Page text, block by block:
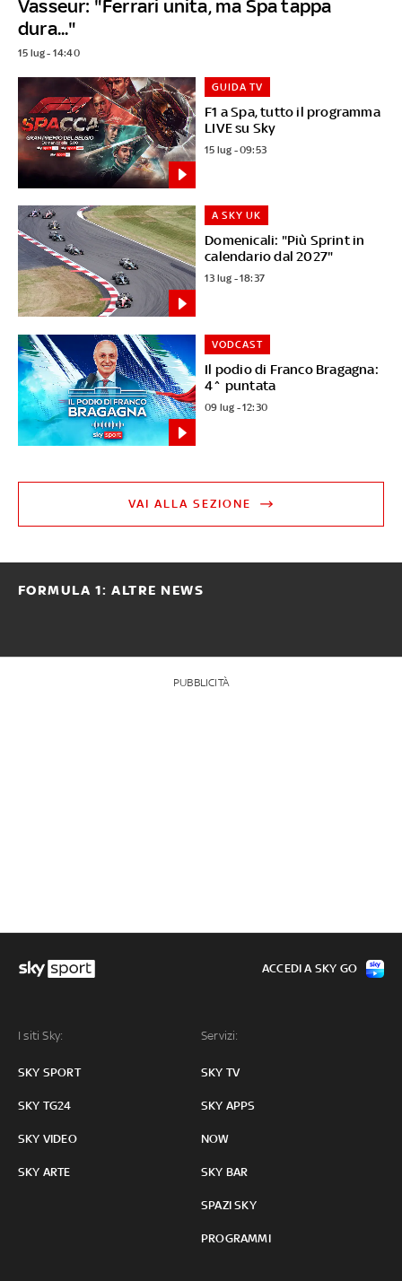
Vasseur: "Ferrari unita, ma Spa tappa
dura..."
15 lug - 14:40
F1 a Spa, tutto il programma
LIVE su Sky
GUIDA TV
15 lug - 09:53
Domenicali: "Più Sprint in
calendario dal 2027"
A SKY UK
13 lug - 18:37
Il podio di Franco Bragagna:
4^ puntata
VODCAST
09 lug - 12:30
VAI ALLA SEZIONE
FORMULA 1: ALTRE NEWS
PUBBLICITÀ
I siti Sky:
SKY SPORT
SKY TG24
SKY VIDEO
SKY ARTE
Servizi:
SKY TV
SKY APPS
NOW
SKY BAR
SPAZI SKY
PROGRAMMI
ACCEDI A SKY GO